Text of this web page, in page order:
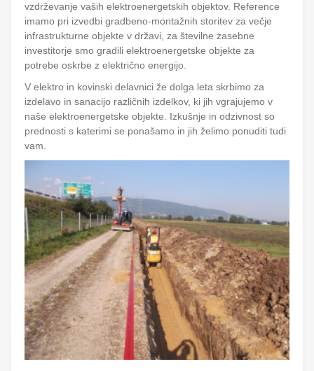
vzdrževanje vaših elektroenergetskih objektov. Reference
imamo pri izvedbi gradbeno-montažnih storitev za večje
infrastrukturne objekte v državi, za številne zasebne
investitorje smo gradili elektroenergetske objekte za
potrebe oskrbe z električno energijo.
V elektro in kovinski delavnici že dolga leta skrbimo za
izdelavo in sanacijo različnih izdelkov, ki jih vgrajujemo v
naše elektroenergetske objekte. Izkušnje in odzivnost so
prednosti s katerimi se ponašamo in jih želimo ponuditi tudi
vam.